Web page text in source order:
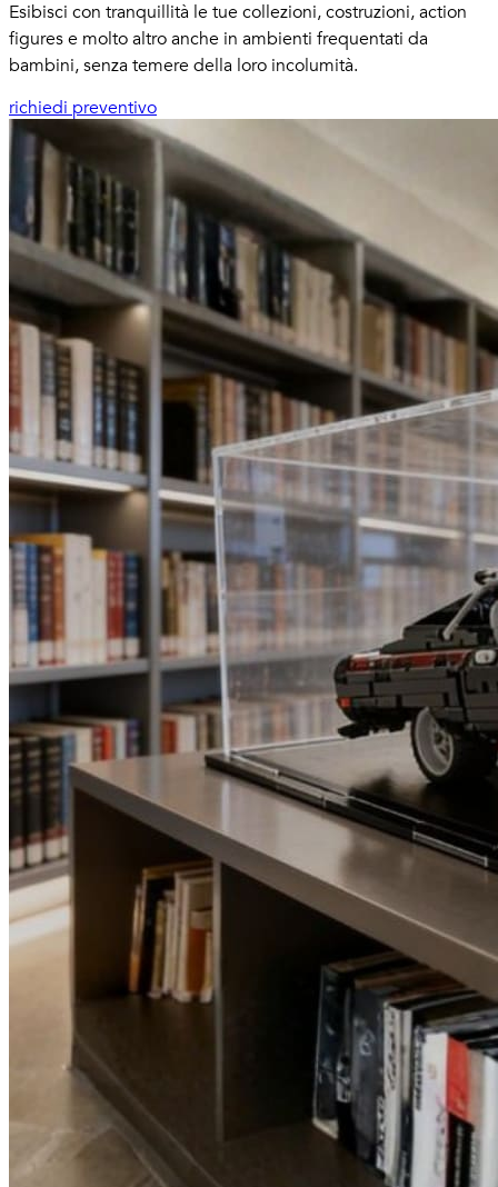
Esibisci con tranquillità le tue collezioni, costruzioni, action
figures e molto altro anche in ambienti frequentati da
bambini, senza temere della loro incolumità.
richiedi preventivo